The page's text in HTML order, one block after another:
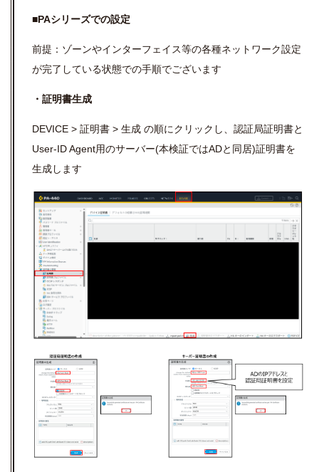
■PAシリーズでの設定
前提：ゾーンやインターフェイス等の各種ネットワーク設定
が完了している状態での手順でございます
・証明書生成
DEVICE > 証明書 > 生成 の順にクリックし、認証局証明書と
User-ID Agent用のサーバー(本検証ではADと同居)証明書を
生成します